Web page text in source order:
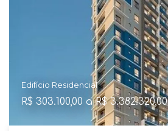
Edifício Residencial
R$ 303.100,00 a R$ 3.382.320,00